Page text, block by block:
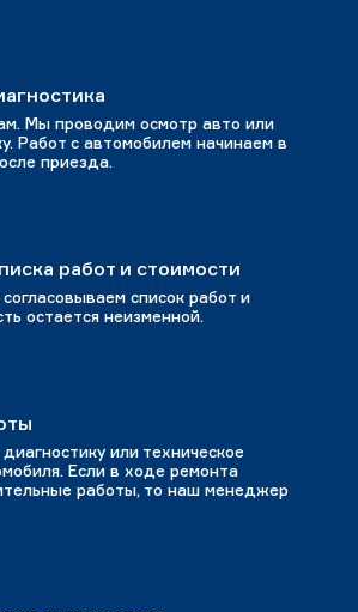
Мы проводим осмотр авто или
Работ с автомобилем начинаем в
приезда.
работ и стоимости
список работ и
остается неизменной.
или техническое
Если в ходе ремонта
работы, то наш менеджер